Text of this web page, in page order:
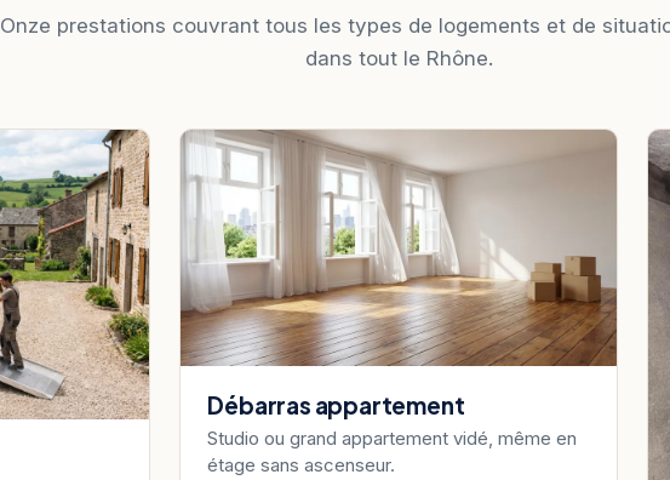
Onze prestations couvrant tous les types de logements et de
dans tout le Rhône.
Débarras appartement
Studio ou grand appartement vidé, même en
étage sans ascenseur.